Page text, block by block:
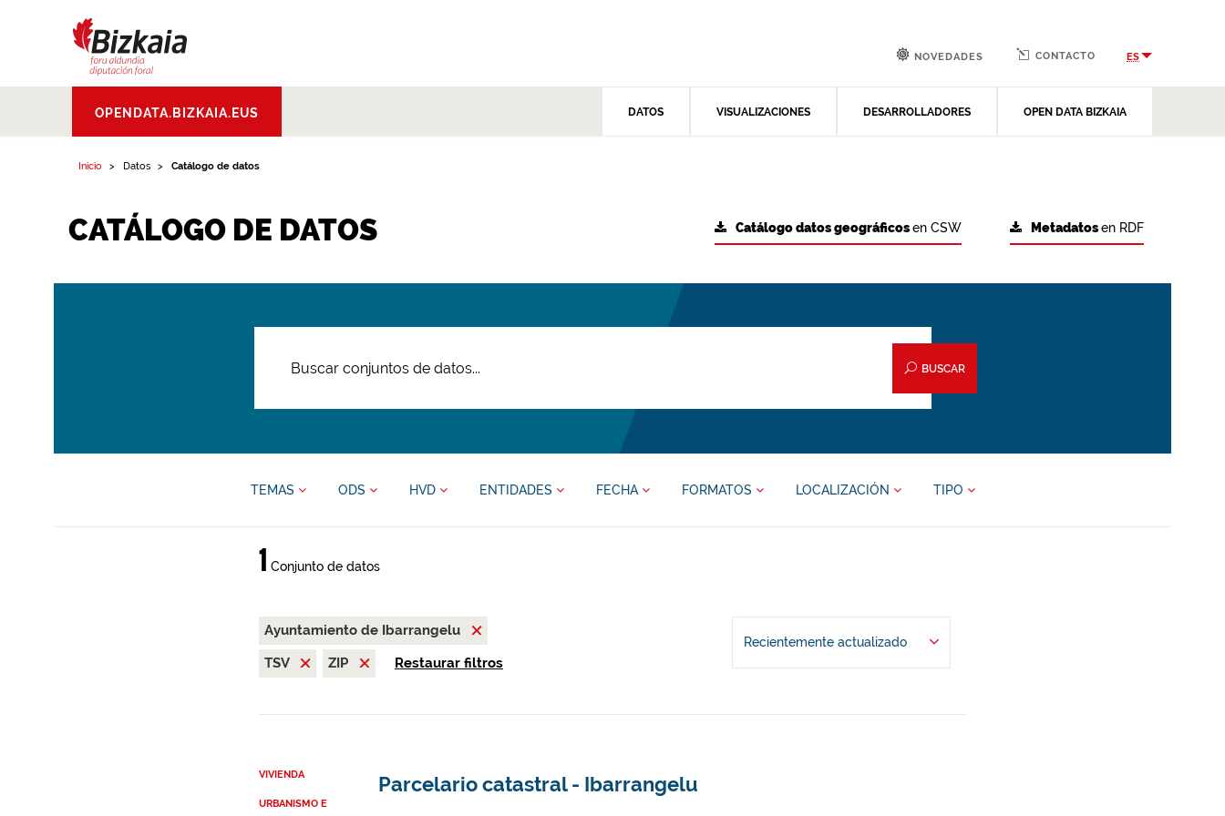
Aldundia.Diputacion
Foral de Bizkaia
OPENDATA.BIZKAIA.EUS DATOS VISUALIZACIONES DESARROLLADORES OPEN DATA BIZKAIA
NOVEDADES CONTACTO ES
Inicio Datos Catálogo de datos
CATÁLOGO DE DATOS Metadatosen RDF
Catálogo datos geográficosen CSW
BUSCAR
TEMAS ODS HVD ENTIDADES FECHA FORMATOS LOCALIZACIÓN TIPO
1 Conjunto de datos
Ayuntamiento de Ibarrangelu
TSV
ZIP Restaurar filtros
Recientemente actualizado
VIVIENDA
URBANISMO E
Parcelario catastral - Ibarrangelu